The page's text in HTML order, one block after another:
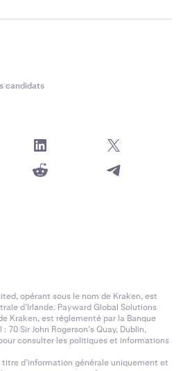
candidats
opérant sous le nom de Kraken, est
d’Irlande. Payward Global Solutions
Kraken, est réglementé par la Banque
70 Sir John Rogerson’s Quay, Dublin,
consulter les politiques et informations
d’information générale uniquement et